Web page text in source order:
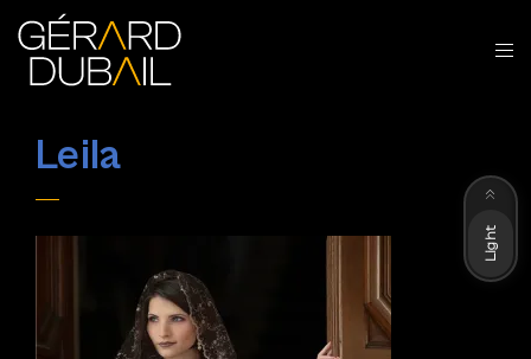
Leila
Light
Dark